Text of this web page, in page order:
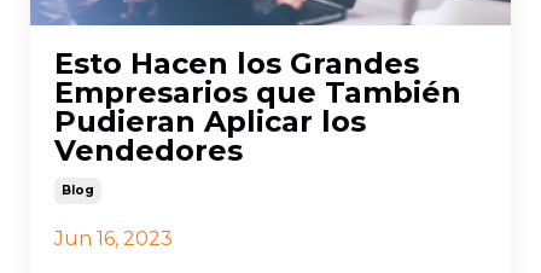
Esto Hacen los Grandes
Empresarios que También
Pudieran Aplicar los
Vendedores
Blog
Jun 16, 2023